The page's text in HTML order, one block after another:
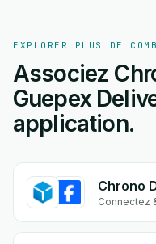
EXPLORER PLUS DE
Associez
Guepex
application.
Connectez